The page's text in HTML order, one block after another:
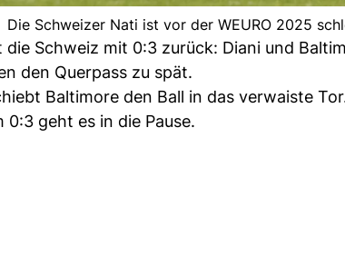
Die Schweizer Nati ist vor der WEURO 2025
die Schweiz mit 0:3 zurück: Diani und
den Querpass zu spät.
Baltimore den Ball in das verwaiste
0:3 geht es in die Pause.